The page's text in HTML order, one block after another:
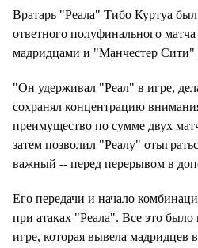
Вратарь "Реала" Тибо Куртуа
ответного полуфинального
мадридцами и "Манчестер Сити"
"Он удерживал "Реал" в игре,
сохранял концентрацию
преимущество по сумме двух
затем позволил "Реалу"
важный -- перед перерывом в
Его передачи и начало
при атаках "Реала". Все это
игре, которая вывела